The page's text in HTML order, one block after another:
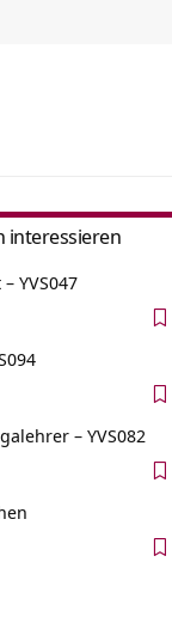
interessieren
YVS047
– YVS082